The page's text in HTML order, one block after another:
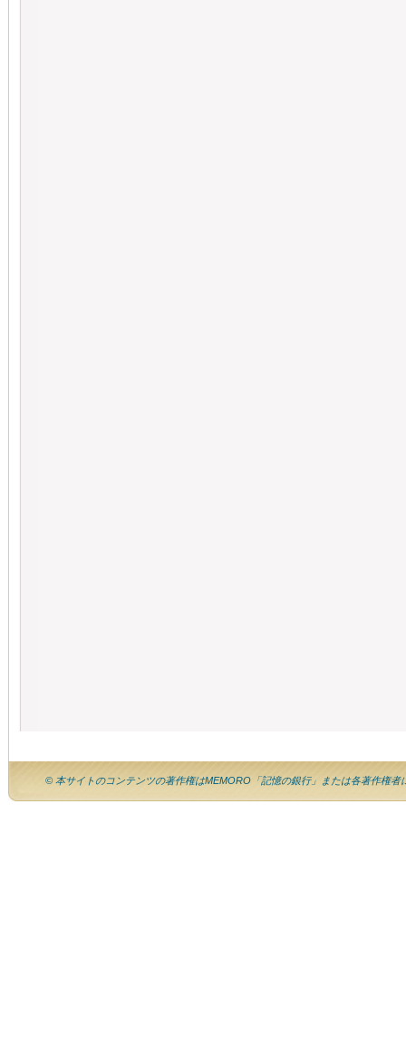
© 本サイトのコンテンツの著作権はMEMORO「記憶の銀行」または各著作権者